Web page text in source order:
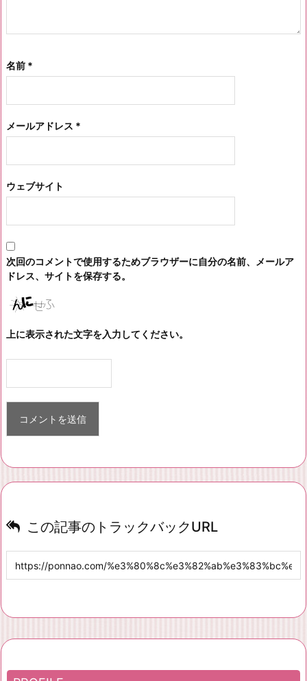
名前 *
メールアドレス *
ウェブサイト
次回のコメントで使用するためブラウザーに自分の名前、メールア
ドレス、サイトを保存する。
上に表示された文字を入力してください。
この記事のトラックバックURL